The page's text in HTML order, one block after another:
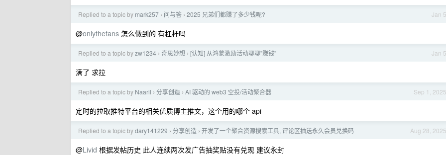
Jan 5
Replied to a topic by mark257 › 问与答 › 2025 兄弟们都赚了多少钱呢?
@onlythefans 怎么做到的 有杠杆吗
Jan 5
Replied to a topic byzw1234 › 奇思妙想 › [认知] 从鸿蒙激励活动聊聊"赚钱"
满了 求拉
Sep 1, 2025
Replied to a topic by Naaril › 分享创造 › AI 驱动的 web3 空投/活动聚合器
定时的拉取推特平台的相关优质博主推文，这个用的哪个 api
Aug 28, 2025
Replied to a topic bydary141229 › 分享创造 › 开发了一个聚合资源搜索工具, 评论区抽送永久会员兑换码
@Livid 根据发帖历史 此人连续两次发广告抽奖贴没有兑现 建议永封